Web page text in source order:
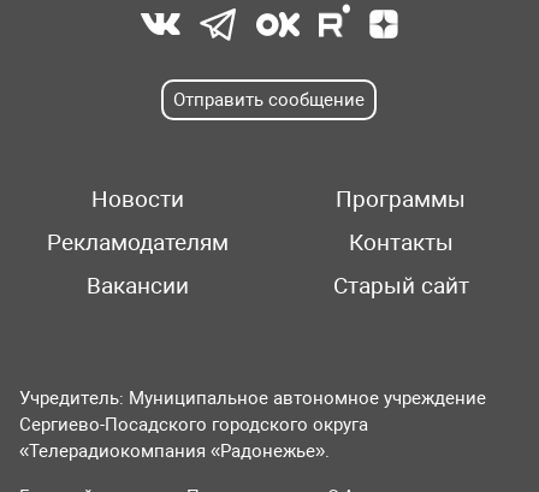
Отправить сообщение
Новости
Программы
Рекламодателям
Контакты
Вакансии
Старый сайт
Учредитель: Муниципальное автономное учреждение
Сергиево-Посадского городского округа
«Телерадиокомпания «Радонежье».